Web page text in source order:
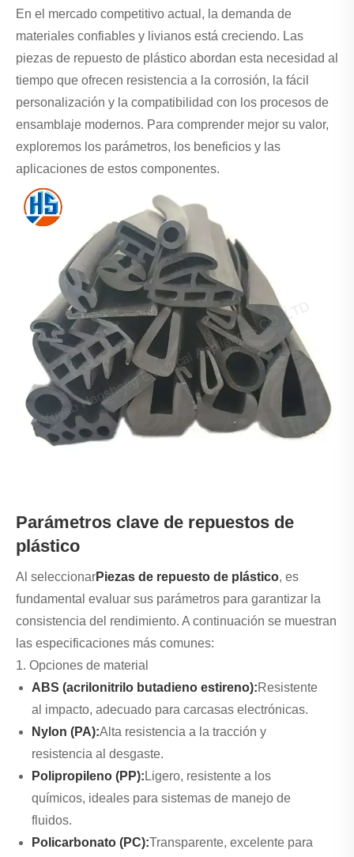
En el mercado competitivo actual, la demanda de
materiales confiables y livianos está creciendo. Las
piezas de repuesto de plástico abordan esta necesidad al
tiempo que ofrecen resistencia a la corrosión, la fácil
personalización y la compatibilidad con los procesos de
ensamblaje modernos. Para comprender mejor su valor,
exploremos los parámetros, los beneficios y las
aplicaciones de estos componentes.
Parámetros clave de repuestos de
plástico
Al seleccionarPiezas de repuesto de plástico, es
fundamental evaluar sus parámetros para garantizar la
consistencia del rendimiento. A continuación se muestran
las especificaciones más comunes:
1. Opciones de material
ABS (acrilonitrilo butadieno estireno):Resistente
al impacto, adecuado para carcasas electrónicas.
Nylon (PA):Alta resistencia a la tracción y
resistencia al desgaste.
Polipropileno (PP): Ligero, resistente a los
químicos, ideales para sistemas de manejo de
fluidos.
Policarbonato (PC):Transparente, excelente para